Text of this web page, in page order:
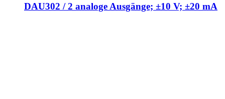
DAU302 / 2 analoge Ausgänge; ±10 V; ±20 mA